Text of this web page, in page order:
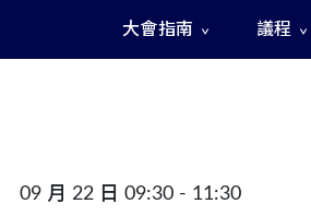
大會指南 議程
09 月 22 日 09:30 - 11:30